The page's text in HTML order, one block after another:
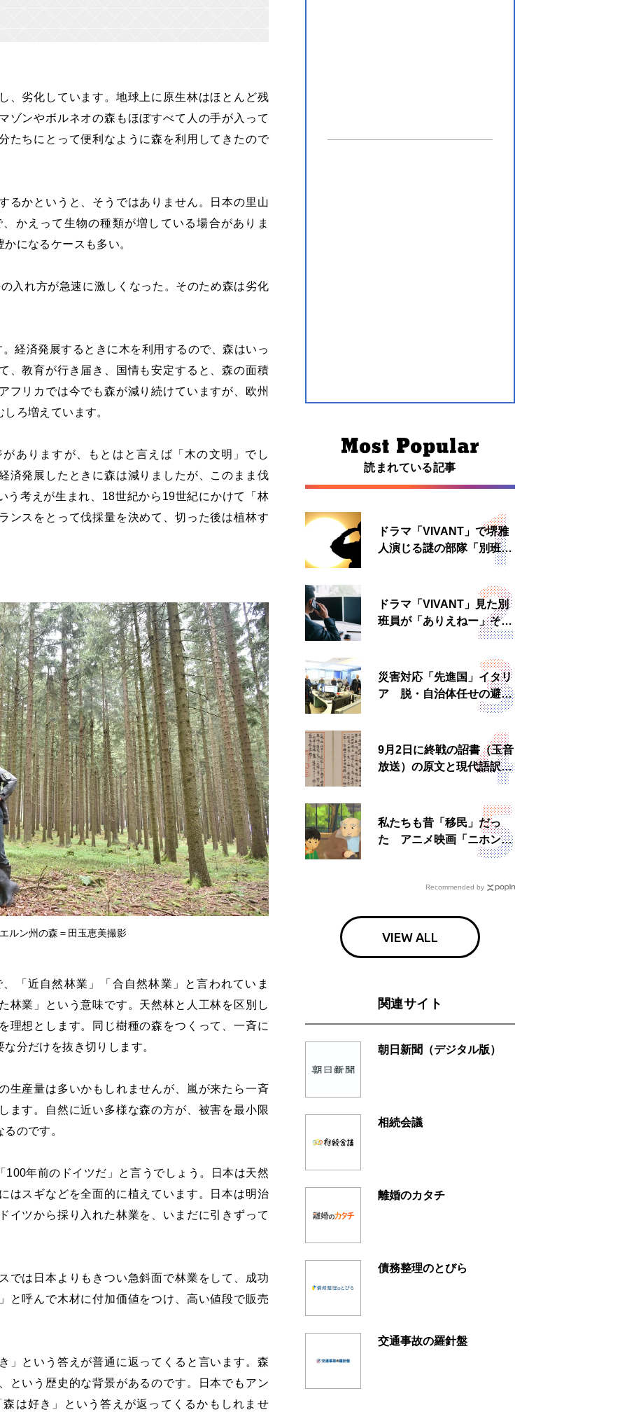
、劣化しています。地球上に原生林はほとんど残
ゾンやボルネオの森もほぼすべて人の手が入って
たちにとって便利なように森を利用してきたので
るかというと、そうではありません。日本の里山
かえって生物の種類が増している場合がありま
になるケースも多い。
入れ方が急速に激しくなった。そのため森は劣化
経済発展するときに木を利用するので、森はいっ
、教育が行き届き、国情も安定すると、森の面積
フリカでは今でも森が減り続けていますが、欧州
ろ増えています。
ありますが、もとはと言えば「木の文明」でし
済発展したときに森は減りましたが、このまま伐
う考えが生まれ、18世紀から19世紀にかけて「林
ンスをとって伐採量を決めて、切った後は植林す
ルン州の森＝田玉恵美撮影
「近自然林業」「合自然林業」と言われていま
林業」という意味です。天然林と人工林を区別し
理想とします。同じ樹種の森をつくって、一斉に
分だけを抜き切りします。
生産量は多いかもしれませんが、嵐が来たら一斉
ます。自然に近い多様な森の方が、被害を最小限
のです。
年前のドイツだ」と言うでしょう。日本は天然
はスギなどを全面的に植えています。日本は明治
イツから採り入れた林業を、いまだに引きずって
では日本よりもきつい急斜面で林業をして、成功
と呼んで木材に付加価値をつけ、高い値段で販売
」という答えが普通に返ってくると言います。森
という歴史的な背景があるのです。日本でもアン
は好き」という答えが返ってくるかもしれませ
読まれている記事
ドラマ「VIVANT」で堺雅
人演じる謎の部隊「別班」
は実在する？内情知る人物
ドラマ「VIVANT」見た別
班員が「ありえねー」その
理由とは 非公然組織ゆえ
災害対応「先進国」イタリ
ア 脱・自治体任せの避難
所運営、被災者への温かい
9月2日に終戦の詔書（玉音
放送）の原文と現代語訳を
読む もう一つの「終戦の
私たちも昔「移民」だっ
た アニメ映画「ニホンジ
Recommended by
VIEW ALL
関連サイト
朝日新聞（デジタル版）
相続会議
離婚のカタチ
債務整理のとびら
交通事故の羅針盤